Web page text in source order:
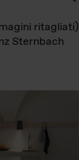
ritagliati)
Sternbach